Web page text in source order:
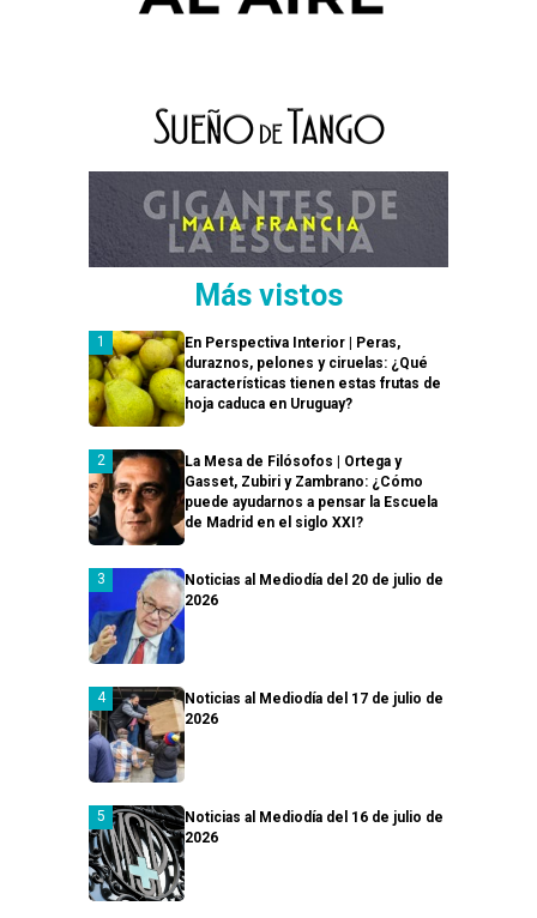
Más vistos
En Perspectiva Interior | Peras,
duraznos, pelones y ciruelas: ¿Qué
características tienen estas frutas de
hoja caduca en Uruguay?
La Mesa de Filósofos | Ortega y
Gasset, Zubiri y Zambrano: ¿Cómo
puede ayudarnos a pensar la Escuela
de Madrid en el siglo XXI?
Noticias al Mediodía del 20 de julio de
2026
Noticias al Mediodía del 17 de julio de
2026
Noticias al Mediodía del 16 de julio de
2026